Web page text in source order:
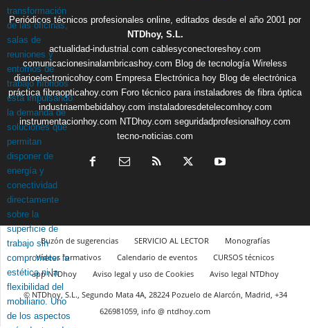
Periódicos técnicos profesionales online, editados desde el año 2001 por
NTDhoy, S.L.
actualidad-industrial.com cablesyconectoreshoy.com
comunicacionesinalambricashoy.com Blog de tecnología Wireless
diarioelectronicohoy.com Empresa Electrónica hoy Blog de electrónica
práctica fibraopticahoy.com Foro técnico para instaladores de fibra óptica
industriaembebidahoy.com instaladoresdetelecomhoy.com
instrumentacionhoy.com NTDhoy.com seguridadprofesionalhoy.com
tecno-noticias.com
Buzón de sugerencias SERVICIO AL LECTOR
Monografías
Vídeos formativos
Calendario de eventos
CURSOS técnicos
app NTDhoy
Aviso legal y uso de Cookies
Aviso legal NTDhoy
© NTDhoy, S.L., Segundo Mata 4A, 28224 Pozuelo de Alarcón, Madrid, +34
626981059, info @ ntdhoy.com